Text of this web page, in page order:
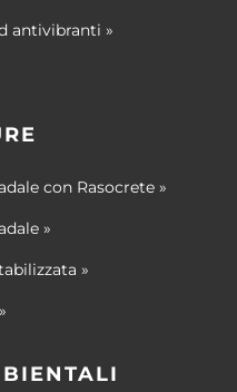
antivibranti »
con Rasocrete »
»
»